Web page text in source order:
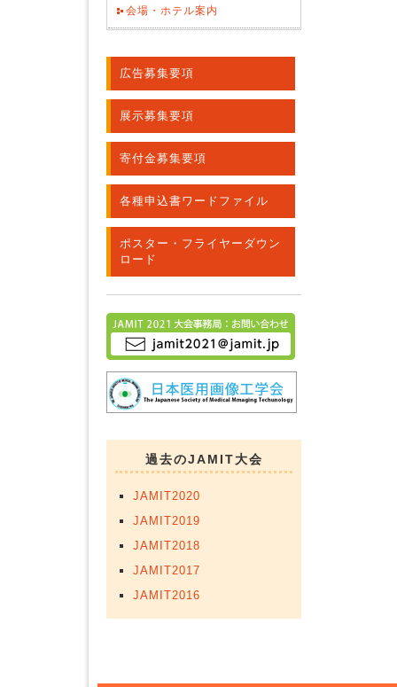
会場・ホテル案内
広告募集要項
展示募集要項
寄付金募集要項
各種申込書ワードファイル
ポスター・フライヤーダウン
ロード
過去のJAMIT大会
JAMIT2020
JAMIT2019
JAMIT2018
JAMIT2017
JAMIT2016